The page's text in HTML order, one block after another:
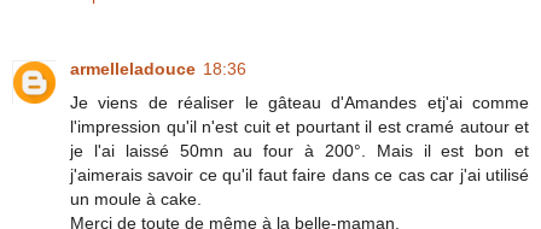
armelleladouce 18:36
Je viens de réaliser le gâteau d'Amandes etj'ai comme
l'impression qu'il n'est cuit et pourtant il est cramé autour et
je l'ai laissé 50mn au four à 200°. Mais il est bon et
j'aimerais savoir ce qu'il faut faire dans ce cas car j'ai utilisé
un moule à cake.
Merci de toute de même à la belle-maman.